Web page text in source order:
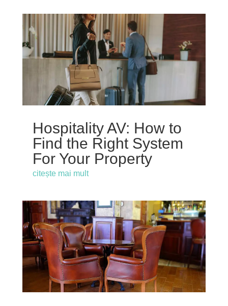
Hospitality AV: How to
Find the Right System
For Your Property
citește mai mult